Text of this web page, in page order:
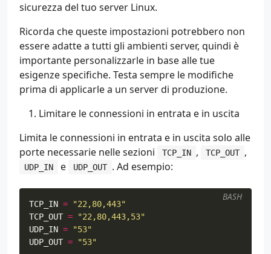
sicurezza del tuo server Linux.
Ricorda che queste impostazioni potrebbero non
essere adatte a tutti gli ambienti server, quindi è
importante personalizzarle in base alle tue
esigenze specifiche. Testa sempre le modifiche
prima di applicarle a un server di produzione.
Limitare le connessioni in entrata e in uscita
Limita le connessioni in entrata e in uscita solo alle
porte necessarie nelle sezioni
TCP_IN , TCP_OUT ,
UDP_IN e UDP_OUT . Ad esempio:
TCP_IN =
"22,80,443"
TCP_OUT =
"22,80,443,53"
UDP_IN =
"53"
UDP_OUT = "53"
BASH